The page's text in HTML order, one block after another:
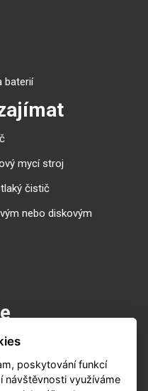
baterií
mycí stroj
čistič
nebo diskovým
poskytování funkcí
návštěvnosti využíváme